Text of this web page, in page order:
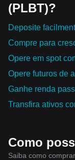
(PLBT)?
Deposite
Compre para
Opere em spot
Opere futuros de
Ganhe renda
Transfira ativos
Como
Saiba como